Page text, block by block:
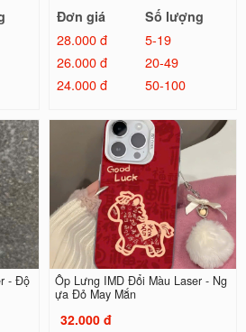
Đơn giá
Số lượng
28.000 đ
5-19
26.000 đ
20-49
24.000 đ
50-100
- Độ
Ốp Lưng IMD Đổi Màu Laser - Ng
ựa Đỏ May Mắn
32.000 đ